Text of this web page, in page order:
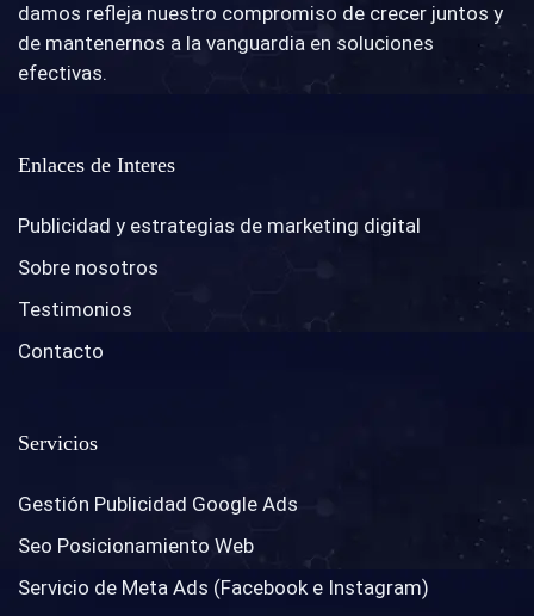
damos refleja nuestro compromiso de crecer juntos y
de mantenernos a la vanguardia en soluciones
efectivas.
Enlaces de Interes
Publicidad y estrategias de marketing digital
Sobre nosotros
Testimonios
Contacto
Servicios
Gestión Publicidad Google Ads
Seo Posicionamiento Web
Servicio de Meta Ads (Facebook e Instagram)